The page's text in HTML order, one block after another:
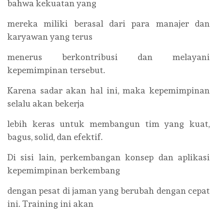
bahwa kekuatan yang
mereka miliki berasal dari para manajer dan
karyawan yang terus
menerus berkontribusi dan melayani
kepemimpinan tersebut.
Karena sadar akan hal ini, maka kepemimpinan
selalu akan bekerja
lebih keras untuk membangun tim yang kuat,
bagus, solid, dan efektif.
Di sisi lain, perkembangan konsep dan aplikasi
kepemimpinan berkembang
dengan pesat di jaman yang berubah dengan cepat
ini. Training ini akan